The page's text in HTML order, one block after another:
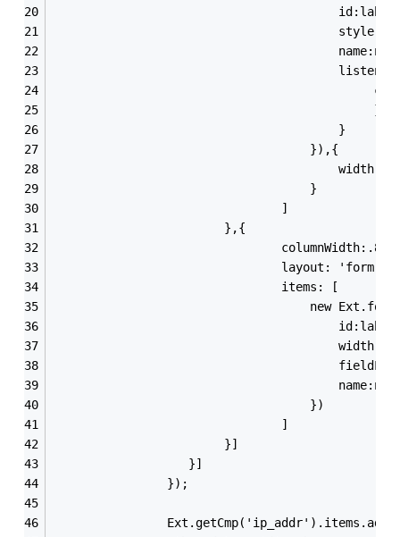
											 }
										}
									}),{
								    }
				                ]
				        },{
				                columnWidth:.8,
				                layout: 'form',
				                items: [
new
									})
				                ]
				        }]
				   }]
				});